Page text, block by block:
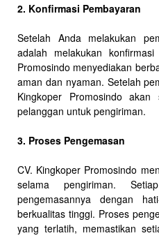
2. Konfirmasi Pembayaran
Setelah Anda melakukan
adalah melakukan
Promosindo menyediakan
aman dan nyaman. Setelah
Kingkoper Promosindo akan
pelanggan untuk pengiriman.
3. Proses Pengemasan
CV. Kingkoper Promosindo
selama pengiriman.
pengemasannya dengan
berkualitas tinggi. Proses
yang terlatih, memastikan